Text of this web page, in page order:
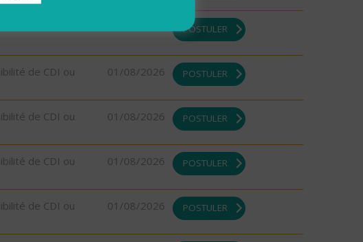
POSTULER
de CDI ou
01/08/2026 POSTULER
de CDI ou
01/08/2026 POSTULER
de CDI ou
01/08/2026 POSTULER
de CDI ou
01/08/2026 POSTULER